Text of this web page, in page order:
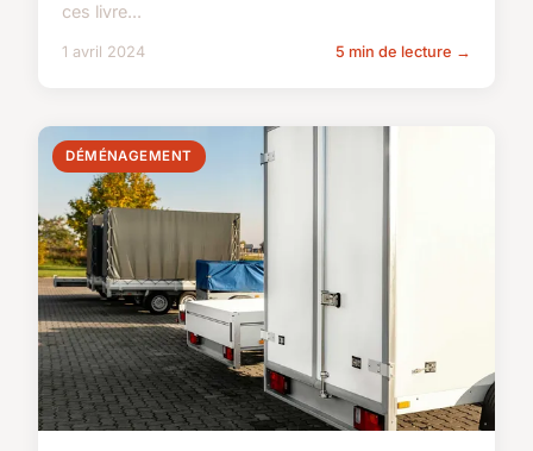
ces livre...
1 avril 2024 5 min de lecture →
DÉMÉNAGEMENT